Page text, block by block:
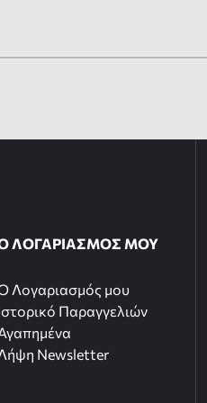
ΛΟΓΑΡΙΑΣΜΟΣ ΜΟΥ
Λογαριασμός μου
Παραγγελιών
Newsletter